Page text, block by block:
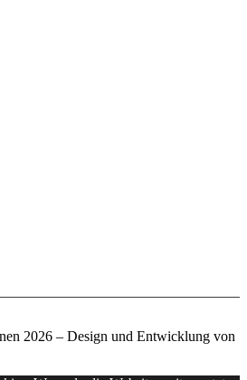
2026 – Design und Entwicklung von